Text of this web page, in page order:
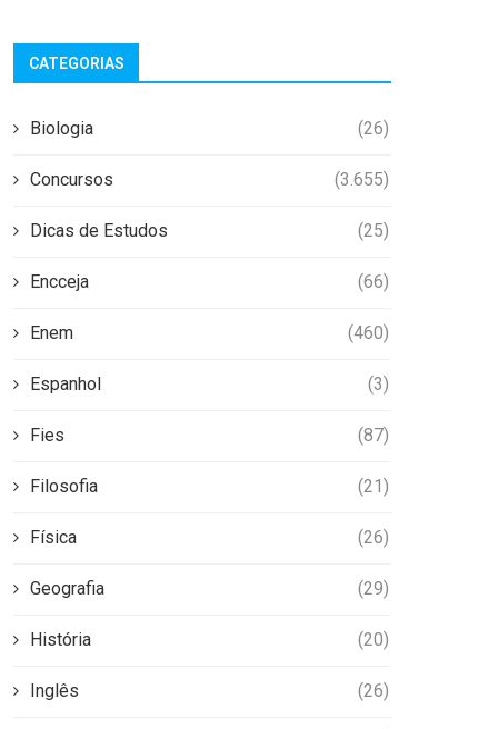
CATEGORIAS
Biologia (26)
Concursos (3.655)
Dicas de Estudos (25)
Encceja (66)
Enem (460)
Espanhol (3)
Fies (87)
Filosofia (21)
Física (26)
Geografia (29)
História (20)
Inglês (26)